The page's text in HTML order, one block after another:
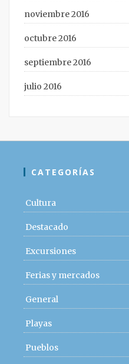
noviembre 2016
octubre 2016
septiembre 2016
julio 2016
CATEGORÍAS
Cultura
Destacado
Excursiones
Ferias y mercados
General
Playas
Pueblos